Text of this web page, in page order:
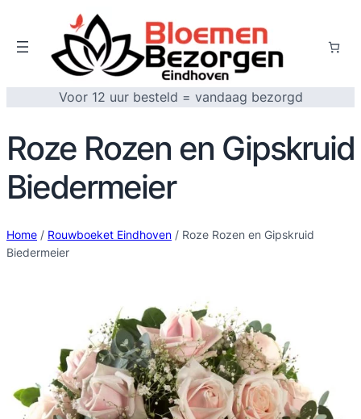
Voor 12 uur besteld = vandaag bezorgd
Roze Rozen en Gipskruid
Biedermeier
Home / Rouwboeket Eindhoven / Roze Rozen en Gipskruid
Biedermeier